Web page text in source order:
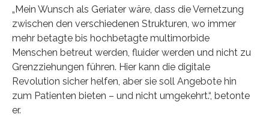
„Mein Wunsch als Geriater wäre, dass die Vernetzung
zwischen den verschiedenen Strukturen, wo immer
mehr betagte bis hochbetagte multimorbide
Menschen betreut werden, fluider werden und nicht zu
Grenzziehungen führen. Hier kann die digitale
Revolution sicher helfen, aber sie soll Angebote hin
zum Patienten bieten – und nicht umgekehrt.“, betonte
er.